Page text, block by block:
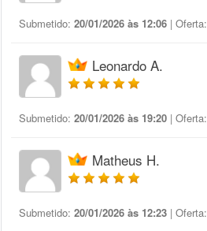
Submetido: 20/01/2026 às 12:06 | Oferta:
Leonardo A.
Submetido: 20/01/2026 às 19:20 | Oferta:
Matheus H.
Submetido: 20/01/2026 às 12:23 | Oferta: